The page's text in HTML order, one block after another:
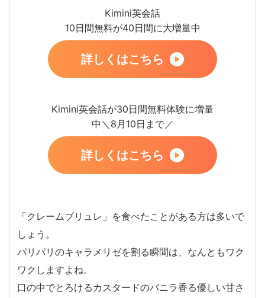
Kimini英会話
10日間無料が40日間に大増量中
詳しくはこちら
Kimini英会話が30日間無料体験に増量
中＼8月10日まで／
詳しくはこちら
「クレームブリュレ」を食べたことがある方は多いで
しょう。
パリパリのキャラメリゼを割る瞬間は、なんともワク
ワクしますよね。
口の中でとろけるカスタードのバニラ香る優しい甘さ